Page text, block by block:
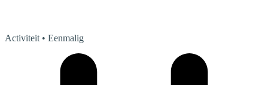
Activiteit • Eenmalig